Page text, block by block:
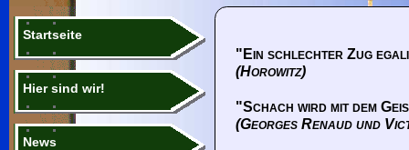
Startseite
Hier sind wir!
News
"Ein schlechter Zug
(Horowitz)
"Schach wird mit dem
(Georges Renaud und